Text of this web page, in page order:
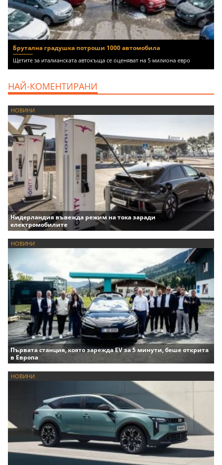
Брутална градушка потроши 1000 автомобила
Щетите за италианската автокъща се оценяват на 5 милиона евро
НАЙ-КОМЕНТИРАНИ
НОВИНИ
Нидерландия въвежда режим на тока заради
електромобилите
НОВИНИ
Първата станция, която зарежда EV за 5 минути, беше открита
в Европа
НОВИНИ